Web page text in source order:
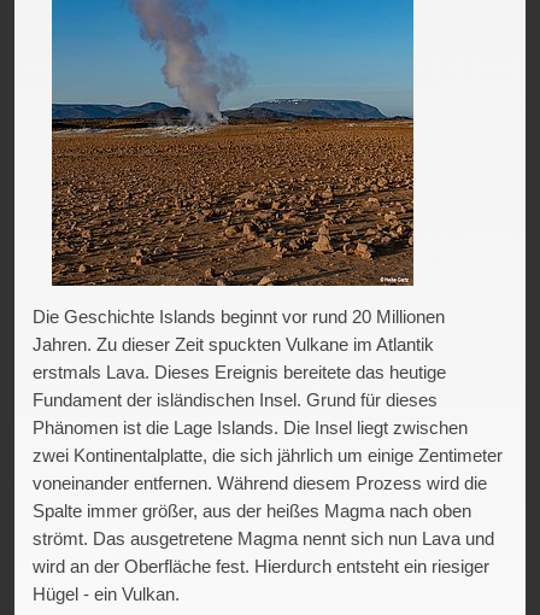
Naturschauspiel ein. Nur ein Stück weiter versteckt sich der
kleine, geheimnisvolle Gljúfrabúi hinter einer Felswand.
Weniger besucht, dafür ein stilles, magisches Erlebnis – das
perfekte „verborgene Juwel“ der Gegend. Weiter ging es zur
Baxi Bakeri mit Blick auf den Eyjafjallajökull – der Vulkan ist
seit 2010 weltbekannt. Heute wirkt der Vulkan ruhig, fast
friedlich. Ich rate jedem hier zu halten – die Zimtschnecken,
die jede Stunde frisch gemacht werden, sind super
lecker!Nach einer Kaffee- und Zimtschneckenpause ging es
für uns weiter zum Skógafoss. Der Skogafoss ist einer der
erstaunlichen Breite von 25 Metern und einem Gefälle von 60
Metern. Die Wassermassen stürzen mit unglaublicher Wucht
in die Tiefe, oft begleitet von Regenbögen im
Sprühnebel.Gegen Nachmittag sind wir am Dyrhólaey
angekommen – dort eröffnet sich ein Panorama aus
schwarzen Stränden, Felsbögen und tosenden Wellen. Nur
wenige Minuten entfernt liegt der berühmte Reynisfjara
Beach – ein Drehort der Serie Game of Thrones. Sein
wunderschöner schwarzer Sand, die kraftvollen Wellen und
die nahegelegenen Reynisdrangar-Seespitzen machen
Reynisfjara zu einem wirklich einmaligen Ort für einen
Die Geschichte Islands beginnt vor rund 20 Millionen
Jahren. Zu dieser Zeit spuckten Vulkane im Atlantik
erstmals Lava. Dieses Ereignis bereitete das heutige
Fundament der isländischen Insel. Grund für dieses
Phänomen ist die Lage Islands. Die Insel liegt zwischen
zwei Kontinentalplatte, die sich jährlich um einige Zentimeter
voneinander entfernen. Während diesem Prozess wird die
Spalte immer größer, aus der heißes Magma nach oben
strömt. Das ausgetretene Magma nennt sich nun Lava und
wird an der Oberfläche fest. Hierdurch entsteht ein riesiger
Hügel - ein Vulkan.